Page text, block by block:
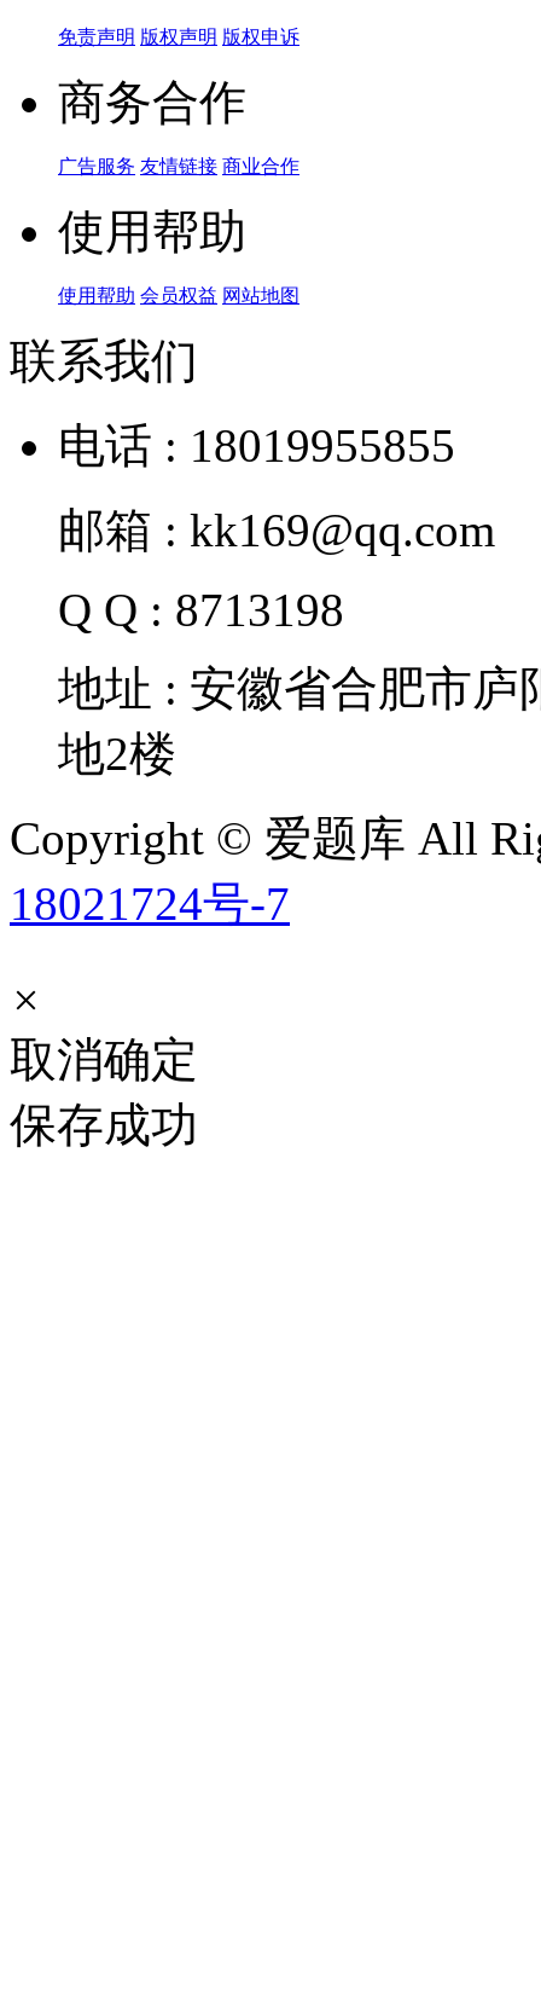
免责声明 版权声明 版权申诉
商务合作
广告服务 友情链接 商业合作
使用帮助
使用帮助 会员权益 网站地图
联系我们
电话 : 18019955855
邮箱 : kk169@qq.com
Q Q : 8713198
地址 : 安徽省合肥市
地2楼
Copyright © 爱题库 All
18021724号-7
×
取消确定
保存成功